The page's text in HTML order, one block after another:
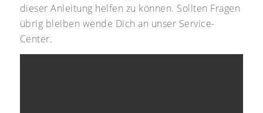
dieser Anleitung helfen zu können. Sollten Fragen
übrig bleiben wende Dich an unser Service-
Center.